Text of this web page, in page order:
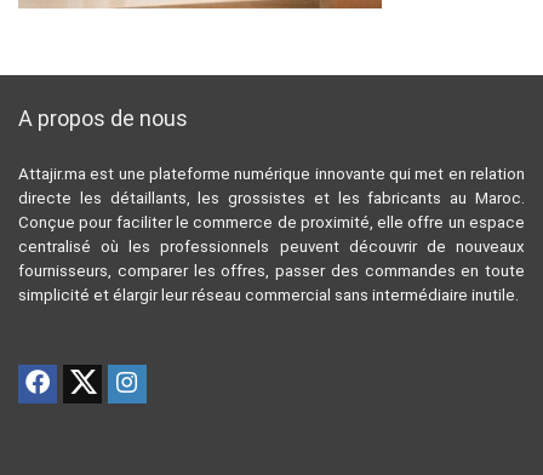
A propos de nous
Attajir.ma est une plateforme numérique innovante qui met en relation
directe les détaillants, les grossistes et les fabricants au Maroc.
Conçue pour faciliter le commerce de proximité, elle offre un espace
centralisé où les professionnels peuvent découvrir de nouveaux
fournisseurs, comparer les offres, passer des commandes en toute
simplicité et élargir leur réseau commercial sans intermédiaire inutile.